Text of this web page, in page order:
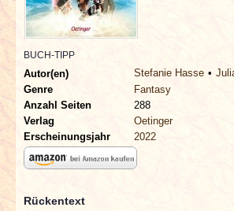
REDAKTION
LINKS
ARCHIV
BUCH-TIPP
Autor(en) Stefanie Hasse
Genre
Fantasy
Anzahl Seiten
288
Verlag
Oetinger
Erscheinungsjahr
2022
Rückentext